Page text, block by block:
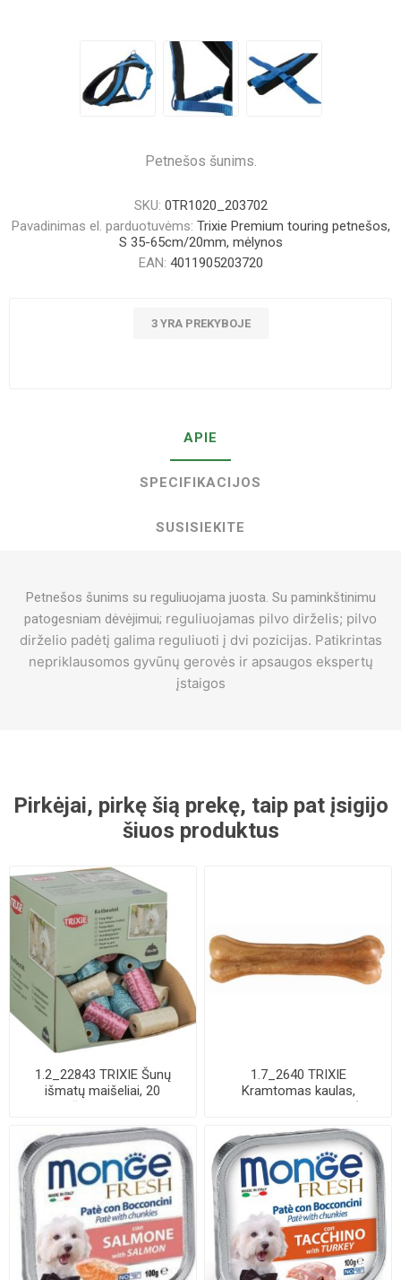
Petnešos šunims.
SKU: 0TR1020_203702
Pavadinimas el. parduotuvėms: Trixie Premium touring petnešos,
S 35-65cm/20mm, mėlynos
EAN: 4011905203720
3 YRA PREKYBOJE
APIE
SPECIFIKACIJOS
SUSISIEKITE
Petnešos šunims su reguliuojama juosta. Su paminkštinimu
patogesniam dėvėjimui; reguliuojamas pilvo dirželis; pilvo
dirželio padėtį galima reguliuoti į dvi pozicijas. Patikrintas
nepriklausomos gyvūnų gerovės ir apsaugos ekspertų
įstaigos
Pirkėjai, pirkę šią prekę, taip pat įsigijo
šiuos produktus
1.2_22843 TRIXIE Šunų
išmatų maišeliai, 20
maišelių-rulone, ...
1.7_2640 TRIXIE
Kramtomas kaulas,
presuotas, 13 cm, 60 g (pa...